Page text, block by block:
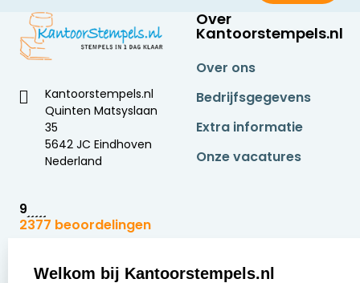
Kantoorstempels.nl
Quinten Matsyslaan
35
5642 JC Eindhoven
Nederland
9
2377 beoordelingen
Over
Kantoorstempels.nl
Over ons
Bedrijfsgegevens
Extra informatie
Onze vacatures
Zakelijk: Klantenservice:
Welkom bij Kantoorstempels.nl